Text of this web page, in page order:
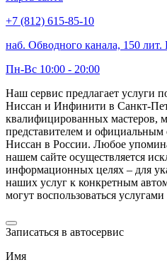
+7 (812) 615-85-10
наб. Обводного канала, 150 лит.
Пн-Вс 10:00 - 20:00
Наш сервис предлагает услуги
Ниссан и Инфинити в Санкт-
квалифицированных мастеров,
представителем и
Ниссан в России. Любое
нашем сайте осуществляется
информационных целях – для
наших услуг к конкретным
могут воспользоваться
Записаться в автосервис
Имя